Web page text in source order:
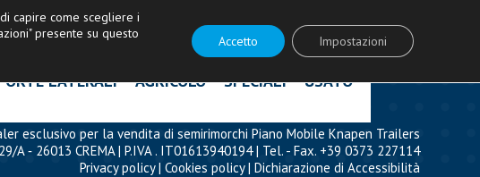
Ultime Novità! | Contattaci
LATERALI AGRICOLO SPECIALI USATO
esclusivo per la vendita di semirimorchi Piano Mobile Knapen Trailers
A ‐ 26013 CREMA | P.IVA . IT01613940194 | Tel. - Fax. +39 0373 227114
Privacy policy| Cookies policy| Dichiarazione di Accessibilità
capire come scegliere i
presente su questo
Accetto Impostazioni